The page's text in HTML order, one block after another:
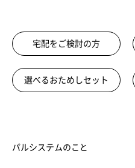
宅配をご検討の方
選べるおためしセット
パルシステムのこと